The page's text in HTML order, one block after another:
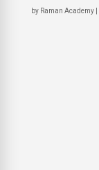
by Raman Academy|